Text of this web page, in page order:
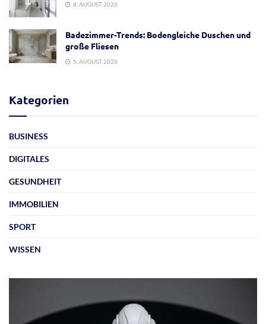
8. AUGUST 2026
Badezimmer-Trends: Bodengleiche Duschen und
große Fliesen
5. AUGUST 2026
Kategorien
BUSINESS
DIGITALES
GESUNDHEIT
IMMOBILIEN
SPORT
WISSEN